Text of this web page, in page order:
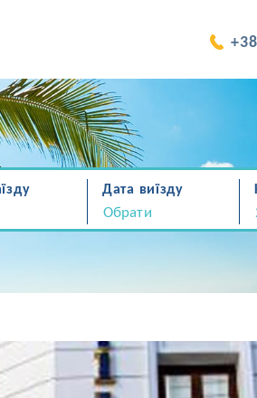
Дата виїзду